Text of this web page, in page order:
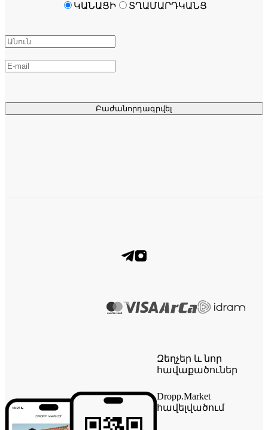
Բաժանորդագրվել
ԿԱՆԱՑԻ ՏՂԱՄԱՐԴԿԱՆՑ
Զեղչեր և նոր
հավաքածուներ
Dropp.Market
հավելվածում